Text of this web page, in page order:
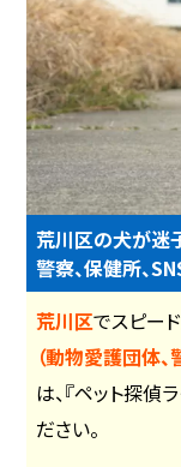
荒川区の犬が迷
警察、保健所、
荒川区でスピー
（動物愛護団体、
は、『ペット探偵
ださい。